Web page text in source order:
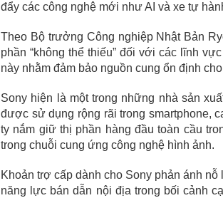
đẩy các công nghệ mới như AI và xe tự
Theo Bộ trưởng Công nghiệp Nhật Bản
phần “không thể thiếu” đối với các lĩnh
này nhằm đảm bảo nguồn cung ổn định
Sony hiện là một trong những nhà sản
được sử dụng rộng rãi trong smartphone,
ty nắm giữ thị phần hàng đầu toàn cầu
trong chuỗi cung ứng công nghệ hình ảnh.
Khoản trợ cấp dành cho Sony phản ánh
năng lực bán dẫn nội địa trong bối cảnh